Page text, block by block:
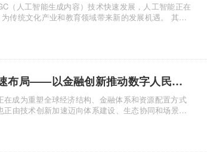
统文化产业和教育领域带来新的发展机遇。 其
铸元工程数字人民币国际化公募基金加速布局——以金融创新推动数字人民币普及
由技术创新加速迈向体系建设、生态协同和场景深